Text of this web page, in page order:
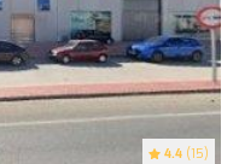
4.4 (15)